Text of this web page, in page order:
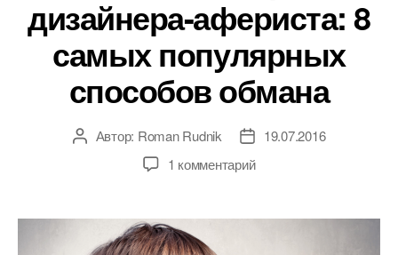
дизайнера-афериста: 8
самых популярных
способов обмана
АвторАвтор: Roman Rudnik
Дата
записи
19.07.2016
1 комментарийк
не